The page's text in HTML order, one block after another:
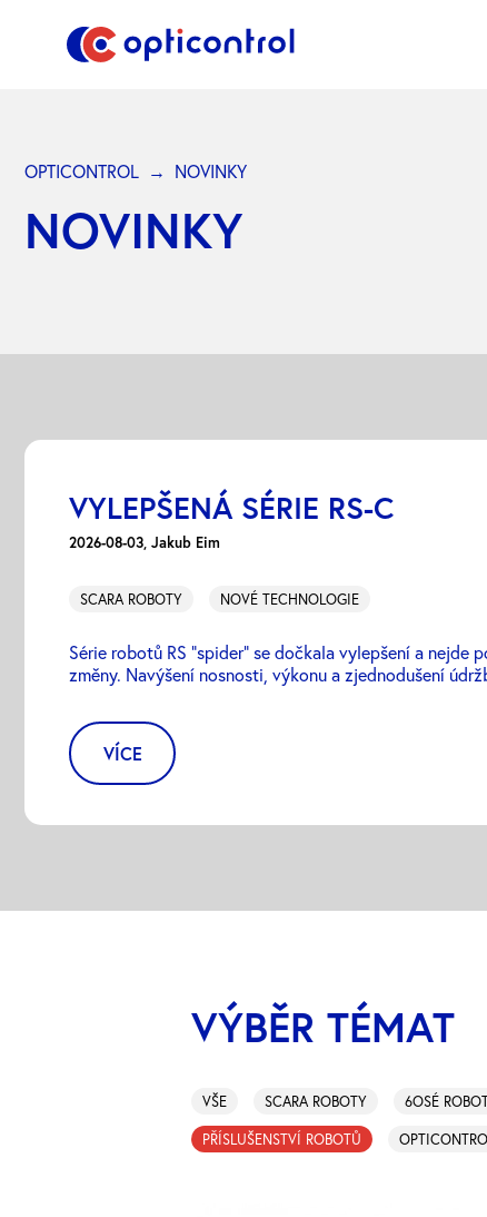
OPTICONTROL NOVINKY
NOVINKY
VYLEPŠENÁ SÉRIE RS-C
2026-08-03, Jakub Eim
SCARA ROBOTY NOVÉ TECHNOLOGIE
Série robotů RS "spider" se dočkala vylepšení a nejde
změny. Navýšení nosnosti, výkonu a zjednodušení
VÍCE
VÝBĚR TÉMAT
VŠE SCARA ROBOTY 6OSÉ
PŘÍSLUŠENSTVÍ ROBOTŮ